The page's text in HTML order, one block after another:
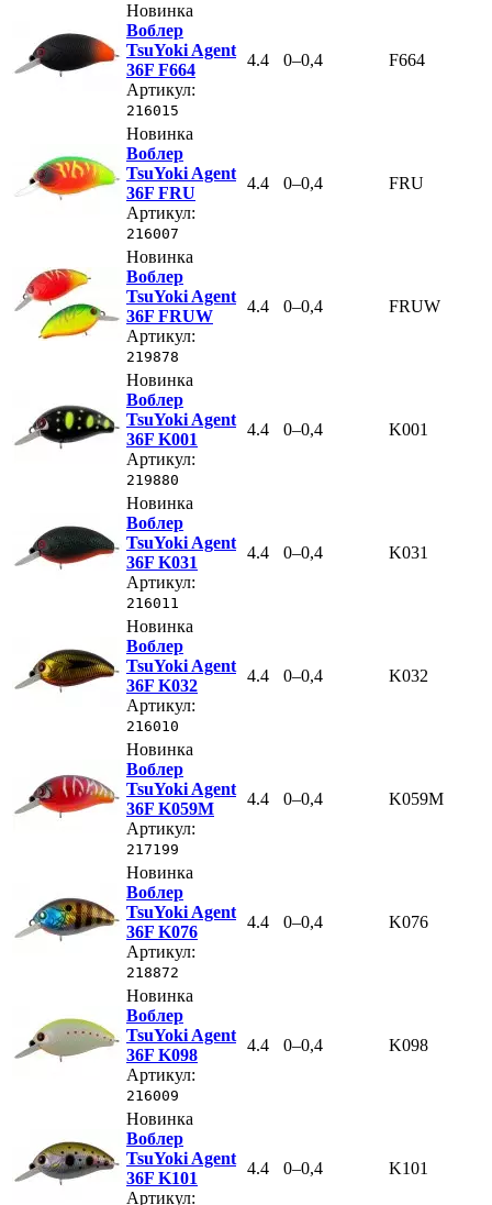
Новинка
Воблер
TsuYoki Agent
36F F664
Артикул:
216015
4.4 0–0,4 F664
Новинка
Воблер
TsuYoki Agent
36F FRU
Артикул:
216007
4.4 0–0,4 FRU
Новинка
Воблер
TsuYoki Agent
36F FRUW
Артикул:
219878
4.4 0–0,4 FRUW
Новинка
Воблер
TsuYoki Agent
36F K001
Артикул:
219880
4.4 0–0,4 K001
Новинка
Воблер
TsuYoki Agent
36F K031
Артикул:
216011
4.4 0–0,4 K031
Новинка
Воблер
TsuYoki Agent
36F K032
Артикул:
216010
4.4 0–0,4 K032
Новинка
Воблер
TsuYoki Agent
36F K059M
Артикул:
217199
4.4 0–0,4 K059M
Новинка
Воблер
TsuYoki Agent
36F K076
Артикул:
218872
4.4 0–0,4 K076
Новинка
Воблер
TsuYoki Agent
36F K098
Артикул:
216009
4.4 0–0,4 K098
Новинка
Воблер
TsuYoki Agent
36F K101
Артикул:
4.4 0–0,4 K101